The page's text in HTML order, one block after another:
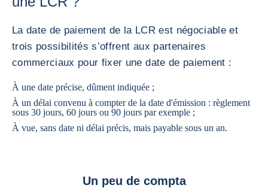
La date de paiement de la LCR est négociable et
trois possibilités s’offrent aux partenaires
commerciaux pour fixer une date de paiement :
À une date précise, dûment indiquée ;
À un délai convenu à compter de la date d'émission : règlement
sous 30 jours, 60 jours ou 90 jours par exemple ;
À vue, sans date ni délai précis, mais payable sous un an.
Un peu de compta